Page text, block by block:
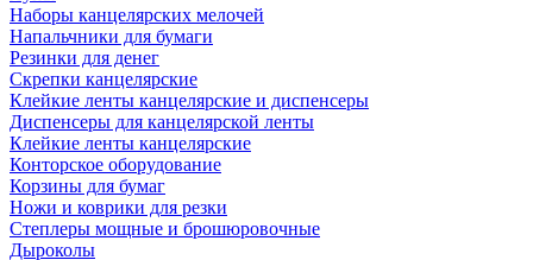
Наборы канцелярских мелочей
Напальчники для бумаги
Резинки для денег
Скрепки канцелярские
Клейкие ленты канцелярские и диспенсеры
Диспенсеры для канцелярской ленты
Клейкие ленты канцелярские
Конторское оборудование
Корзины для бумаг
Ножи и коврики для резки
Степлеры мощные и брошюровочные
Дыроколы